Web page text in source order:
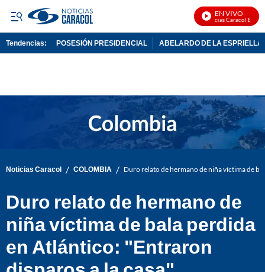
EN VIVO
Noticias Caracol En Vivo
Tendencias: POSESIÓN PRESIDENCIAL ABELARDO DE LA ESPRIELLA
Noticias Caracol / COLOMBIA / Duro relato de hermano de niña víctima de
Duro relato de hermano de
niña víctima de bala perdida
en Atlántico: "Entraron